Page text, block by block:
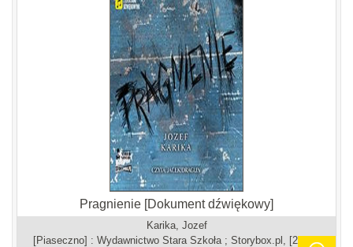
Pragnienie [Dokument dźwiękowy]
Karika, Jozef
[Piaseczno] : Wydawnictwo Stara Szkoła ; Storybox.pl, [2024].